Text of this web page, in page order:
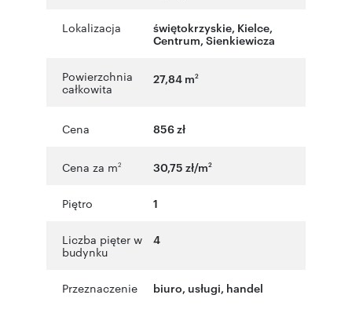
Lokalizacja świętokrzyskie, Kielce,
Centrum, Sienkiewicza
Powierzchnia
całkowita
27,84 m2
Cena 856 zł
Cena za m2 30,75 zł/m2
Piętro 1
Liczba pięter w
budynku
4
Przeznaczenie biuro, usługi, handel